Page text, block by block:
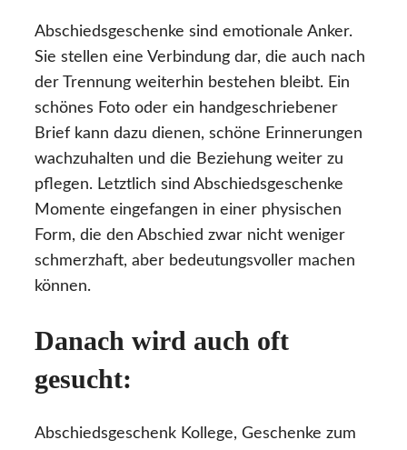
Abschiedsgeschenke sind emotionale Anker.
Sie stellen eine Verbindung dar, die auch nach
der Trennung weiterhin bestehen bleibt. Ein
schönes Foto oder ein handgeschriebener
Brief kann dazu dienen, schöne Erinnerungen
wachzuhalten und die Beziehung weiter zu
pflegen. Letztlich sind Abschiedsgeschenke
Momente eingefangen in einer physischen
Form, die den Abschied zwar nicht weniger
schmerzhaft, aber bedeutungsvoller machen
können.
Danach wird auch oft
gesucht:
Abschiedsgeschenk Kollege, Geschenke zum